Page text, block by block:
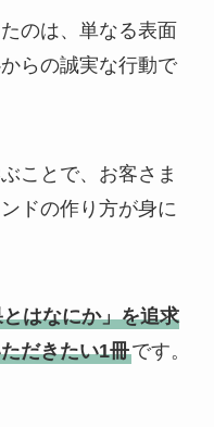
のは、単なる表面
らの誠実な行動で
ことで、お客さま
ドの作り方が身に
はなにか」を追求
だきたい1冊です。